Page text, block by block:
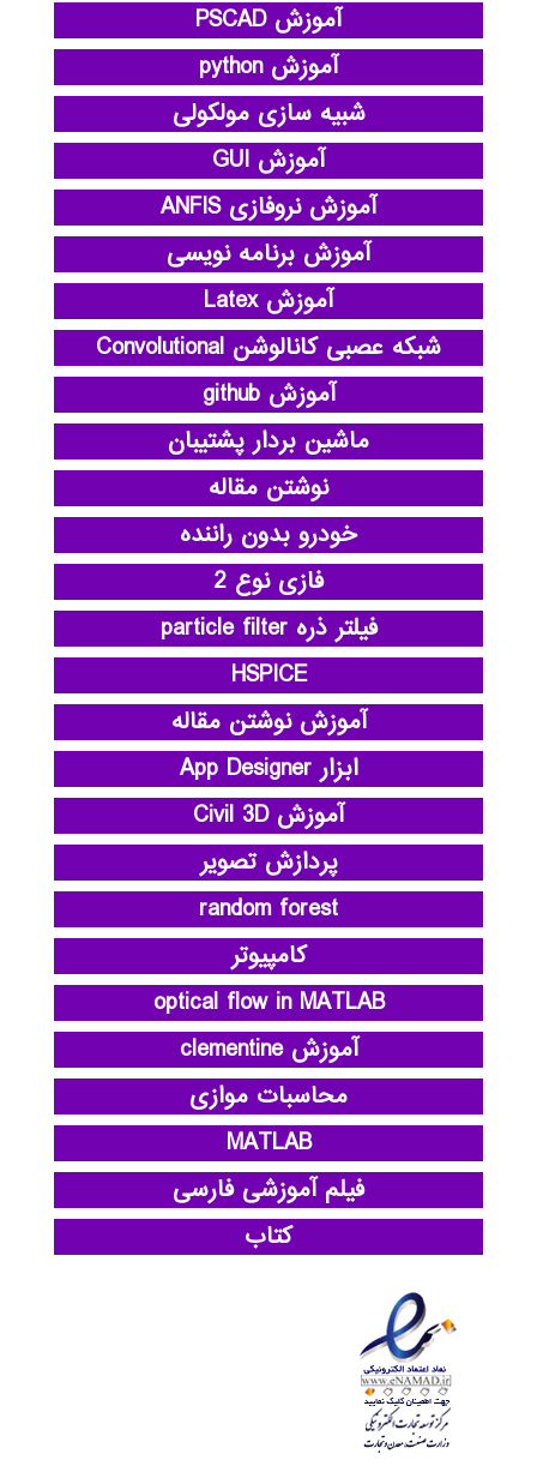
آموزش PSCAD
آموزش python
شبیه سازی مولکولی
آموزش GUI
آموزش نروفازی ANFIS
آموزش برنامه نویسی
آموزش Latex
شبکه عصبی کانالوشن Convolutional
آموزش github
ماشین بردار پشتیبان
نوشتن مقاله
خودرو بدون راننده
فازی نوع 2
فیلتر ذره particle filter
HSPICE
آموزش نوشتن مقاله
ابزار App Designer
آموزش Civil 3D
پردازش تصویر
random forest
کامپیوتر
optical flow in MATLAB
آموزش clementine
محاسبات موازی
MATLAB
فیلم آموزشی فارسی
کتاب